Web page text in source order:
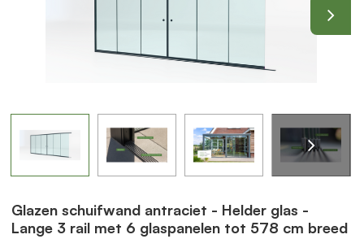
Glazen schuifwand antraciet - Helder glas -
Lange 3 rail met 6 glaspanelen tot 578 cm breed